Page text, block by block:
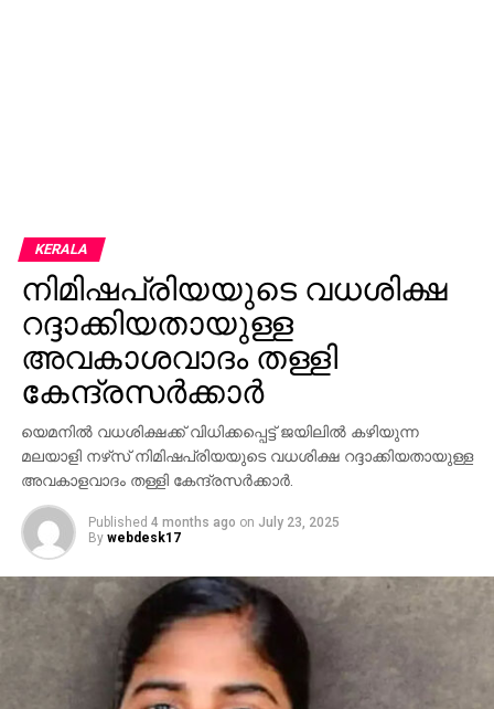
KERALA
നിമിഷപ്രിയയുടെ വധശിക്ഷ
റദ്ദാക്കിയതായുള്ള
അവകാശവാദം തള്ളി
കേന്ദ്രസര്‍ക്കാര്‍
യെമനില്‍ വധശിക്ഷക്ക് വിധിക്കപ്പെട്ട് ജയിലില്‍ കഴിയുന്ന
മലയാളി നഴ്‌സ് നിമിഷപ്രിയയുടെ വധശിക്ഷ റദ്ദാക്കിയതായുള്ള
അവകാളവാദം തള്ളി കേന്ദ്രസര്‍ക്കാര്‍.
Published 4 months ago on July 23, 2025
By webdesk17